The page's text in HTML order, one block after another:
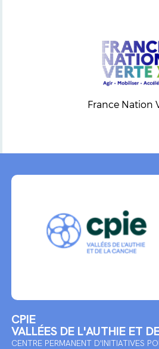
France Nation
CPIE
VALLÉES DE L'AUTHIE ET
CENTRE PERMANENT D'INITIATIVES